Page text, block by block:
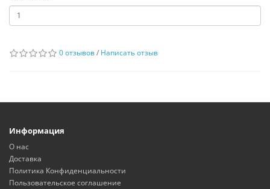
0 отзывов/ Написать отзыв
Информация
О нас
Доставка
Политика Конфиденциальности
Пользовательское соглашение